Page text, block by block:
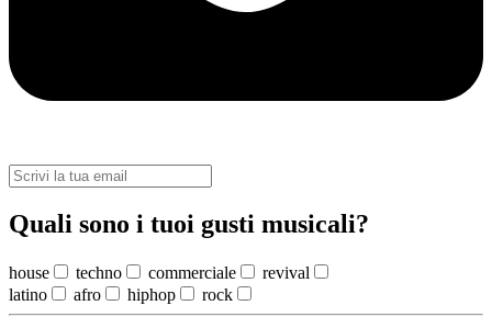
Quali sono i tuoi gusti musicali?
house techno commerciale
revival
latino
afro hiphop rock